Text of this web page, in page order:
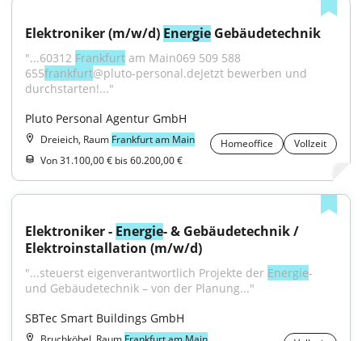
Elektroniker (m/w/d) Energie Gebäudetechnik
"...60312 Frankfurt am Main069 509 588
655frankfurt@pluto-personal.deJetzt bewerben und
durchstarten!..."
Pluto Personal Agentur GmbH
Dreieich, Raum Frankfurt am Main Homeoffice
Vollzeit
Von 31.100,00 € bis 60.200,00 €
Elektroniker - Energie- & Gebäudetechnik /
Elektroinstallation (m/w/d)
"...steuerst eigenverantwortlich Projekte der Energie-
und Gebäudetechnik – von der Planung..."
SBTec Smart Buildings GmbH